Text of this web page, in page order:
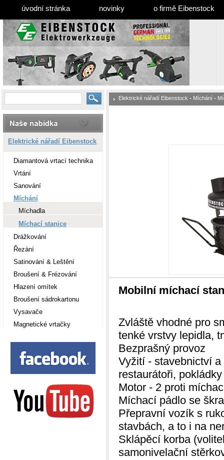
úvodní stránka novinky o firmě Eibenstock
Elektrické nářadí Eibenstock
Diamantová vrtací technika
Vrtání
Sanování
Míchání
Míchadla
Míchací stanice
Drážkování
Řezání
Satinování & Leštění
Broušení & Frézování
Hlazení omítek
Broušení sádrokartonu
Vysavače
Magnetické vrtačky
Elektrické nářadí Eibenstock - Míchání -
Mobilní míchací
Zvláště vhodné pro
tenké vrstvy lepidla,
Bezprašný provoz
Vyžití - stavebnictví
restaurátoři,
Motor - 2 proti
Míchací pádlo se
Přepravní vozík s
stavbách, a to i na
Sklápěcí korba
samonivelační